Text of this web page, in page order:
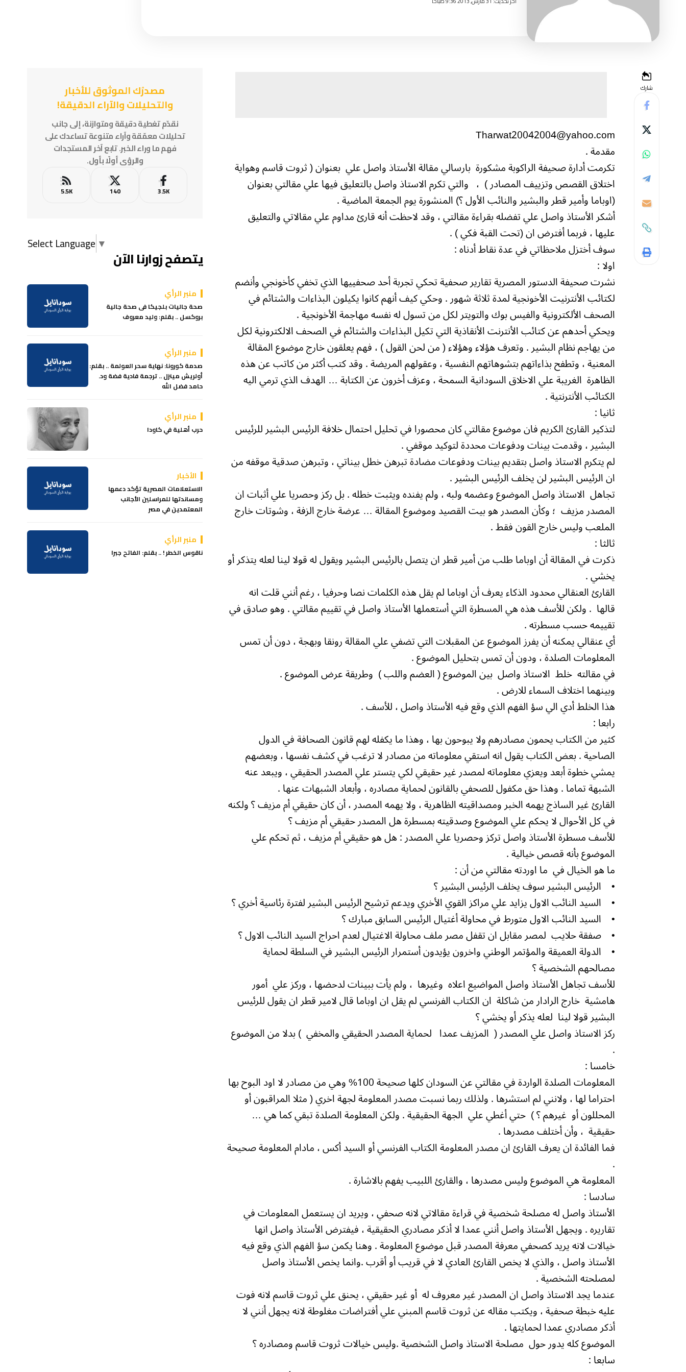
شارك
Tharwat20042004@yahoo.com
مقدمة .
تكرمت أدارة صحيفة الراكوبة مشكورة بارسالي مقالة الأستاذ واصل علي بعنوان ( ثروت قاسم وهواية
اختلاق القصص وتزييف المصادر ) ، والتي تكرم الاستاذ واصل بالتعليق فيها علي مقالتي بعنوان
(اوباما وأمير قطر والبشير والنائب الأول ؟) المنشورة يوم الجمعة الماضية .
أشكر الأستاذ واصل علي تفضله بقراءة مقالتي ، وقد لاحظت أنه قارئ مداوم علي مقالاتي والتعليق
عليها ، فربما أفترض ان (تحت القبة فكي ) .
سوف أختزل ملاحظاتي في عدة نقاط أدناه :
اولا :
نشرت صحيفة الدستور المصرية تقارير صحفية تحكي تجربة أحد صحفييها الذي تخفي كأخونجي وأنضم
لكتائب الأنترنيت الأخونجية لمدة ثلاثة شهور . وحكي كيف أنهم كانوا يكيلون البذاءات والشتائم في
الصحف الألكترونية والفيس بوك والتويتر لكل من تسول له نفسه مهاجمة الأخونجية .
ويحكي أحدهم عن كتائب الأنترنت الأنقاذية التي تكيل البذاءات والشتائم في الصحف الالكترونية لكل
من يهاجم نظام البشير . وتعرف هؤلاء وهؤلاء ( من لحن القول ) ، فهم يعلقون خارج موضوع المقالة
المعنية ، وتطفح بذاءاتهم بتشوهاتهم النفسية ، وعقولهم المريضة . وقد كتب أكثر من كاتب عن هذه
الظاهرة الغريبة علي الاخلاق السودانية السمحة ، وعزف أخرون عن الكتابة … الهدف الذي ترمي اليه
الكتائب الأنترنتية .
ثانيا :
لتذكير القارئ الكريم فان موضوع مقالتي كان محصورا في تحليل احتمال خلافة الرئيس البشير للرئيس
البشير ، وقدمت بينات ودفوعات محددة لتوكيد موقفي .
لم يتكرم الاستاذ واصل بتقديم بينات ودفوعات مضادة تبرهن خطل بيناتي ، وتبرهن صدقية موقفه من
ان الرئيس البشير لن يخلف الرئيس البشير .
تجاهل الاستاذ واصل الموضوع وعضمه ولبه ، ولم يفنده ويثبت خطله . بل ركز وحصريا علي أثبات ان
المصدر مزيف ؛ وكأن المصدر هو بيت القصيد وموضوع المقالة … عرضة خارج الزفة ، وشوتات خارج
الملعب وليس خارج القون فقط .
ثالثا :
ذكرت في المقالة أن اوباما طلب من أمير قطر ان يتصل بالرئيس البشير ويقول له قولا لينا لعله يتذكر أو
يخشي .
القارئ العنقالي محدود الذكاء يعرف أن اوباما لم يقل هذه الكلمات نصا وحرفيا ، رغم أنني قلت انه
قالها . ولكن للأسف هذه هي المسطرة التي أستعملها الأستاذ واصل في تقييم مقالتي . وهو صادق في
تقييمه حسب مسطرته .
أي عنقالي يمكنه أن يفرز الموضوع عن المقبلات التي تضفي علي المقالة رونقا وبهجة ، دون أن تمس
المعلومات الصلدة ، ودون أن تمس بتحليل الموضوع .
في مقالته خلط الاستاذ واصل بين الموضوع ( العضم واللب ) وطريقة عرض الموضوع .
وبينهما اختلاف السماء للارض .
هذا الخلط أدي الي سؤ الفهم الذي وقع فيه الأستاذ واصل ، للأسف .
رابعا :
كثير من الكتاب يحمون مصادرهم ولا يبوحون بها ، وهذا ما يكفله لهم قانون الصحافة في الدول
الصاحية . بعض الكتاب يقول انه استقي معلوماته من مصادر لا ترغب في كشف نفسها ، وبعضهم
يمشي خطوة أبعد ويعزي معلوماته لمصدر غير حقيقي لكي يتستر علي المصدر الحقيقي ، ويبعد عنه
الشبهة تماما . وهذا حق مكفول للصحفي بالقانون لحماية مصادره ، وأبعاد الشبهات عنها .
القارئ غير الساذج يهمه الخبر ومصداقيته الظاهرية ، ولا يهمه المصدر ، أن كان حقيقي أم مزيف ؟ ولكنه
في كل الأحوال لا يحكم علي الموضوع وصدقيته بمسطرة هل المصدر حقيقي أم مزيف ؟
للأسف مسطرة الأستاذ واصل تركز وحصريا علي المصدر : هل هو حقيقي أم مزيف ، ثم تحكم علي
الموضوع بأنه قصص خيالية .
ما هو الخيال في ما اوردته مقالتي من أن :
• الرئيس البشير سوف يخلف الرئيس البشير ؟
• السيد النائب الاول يزايد علي مراكز القوي الأخري ويدعم ترشيح الرئيس البشير لفترة رئاسية أخري ؟
• السيد النائب الاول متورط في محاولة أغتيال الرئيس السابق مبارك ؟
• صفقة حلايب لمصر مقابل ان تقفل مصر ملف محاولة الاغتيال لعدم احراج السيد النائب الاول ؟
• الدولة العميقة والمؤتمر الوطني واخرون يؤيدون أستمرار الرئيس البشير في السلطة لحماية
مصالحهم الشخصية ؟
للأسف تجاهل الأستاذ واصل المواضيع اعلاه وغيرها ، ولم يأت ببينات لدحضها ، وركز علي أمور
هامشية خارج الرادار من شاكلة ان الكتاب الفرنسي لم يقل ان اوباما قال لامير قطر ان يقول للرئيس
البشير قولا لينا لعله يذكر أو يخشي ؟
ركز الاستاذ واصل علي المصدر ( المزيف عمدا لحماية المصدر الحقيقي والمخفي ) بدلا من الموضوع
.
خامسا :
المعلومات الصلدة الواردة في مقالتي عن السودان كلها صحيحة 100% وهي من مصادر لا اود البوح بها
احتراما لها ، ولانني لم استشرها . ولذلك ربما نسبت مصدر المعلومة لجهة اخري ( مثلا المراقبون أو
المحللون أو غيرهم ؟ ) حتي أغطي علي الجهة الحقيقية . ولكن المعلومة الصلدة تبقي كما هي …
حقيقية ، وأن أختلف مصدرها .
فما الفائدة ان يعرف القارئ ان مصدر المعلومة الكتاب الفرنسي أو السيد أكس ، مادام المعلومة صحيحة
.
المعلومة هي الموضوع وليس مصدرها ، والقارئ اللبيب يفهم بالاشارة .
سادسا :
الأستاذ واصل له مصلحة شخصية في قراءة مقالاتي لانه صحفي ، ويريد ان يستعمل المعلومات في
تقاريره . ويجهل الأستاذ واصل أنني عمدا لا أذكر مصادري الحقيقية ، فيفترض الأستاذ واصل انها
خيالات لانه يريد كصحفي معرفة المصدر قبل موضوع المعلومة . وهنا يكمن سؤ الفهم الذي وقع فيه
الأستاذ واصل ، والذي لا يخص القارئ العادي لا في قريب أو أقرب .وانما يخص الأستاذ واصل
لمصلحته الشخصية .
عندما يجد الاستاذ واصل ان المصدر غير معروف له أو غير حقيقي ، يحنق علي ثروت قاسم لانه فوت
عليه خبطة صحفية ، ويكتب مقاله عن ثروت قاسم المبني علي أفتراضات مغلوطة لانه يجهل أنني لا
أذكر مصادري عمدا لحمايتها .
الموضوع كله يدور حول مصلحة الاستاذ واصل الشخصية .وليس خيالات ثروت قاسم ومصادره ؟
سابعا :
مصدرُك الموثوق للأخبار
والتحليلات والآراء الدقيقة!
نقدّم تغطية دقيقة ومتوازنة، إلى جانب
تحليلات معمّقة وآراء متنوعة تساعدك على
فهم ما وراء الخبر. تابع آخر المستجدات
والرؤى أولًا بأول.
3.5K
140
5.5K
Select Language ▼
يتصفح زوارنا الآن
منبر الرأي
صحة جاليات بلجيكا فى صحة جالية
بروكسل .. بقلم: وليد معروف
منبر الرأي
صدمة كورونا: نهاية سحر العولمة .. بقلم:
أولريش مينزل .. ترجمة فادية فضة ود.
حامد فضل الله
منبر الرأي
حرب أهلية في كاودا
الأخبار
الاستعلامات المصرية تؤكد دعمها
ومساندتها للمراسلين الأجانب
المعتمدين في مصر
منبر الرأي
ناقوس الخطر ! .. بقلم: الفاتح جبرا